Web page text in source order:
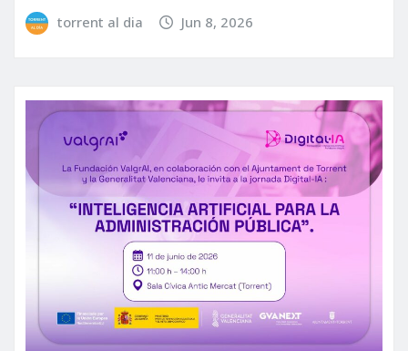
torrent al dia Jun 8, 2026